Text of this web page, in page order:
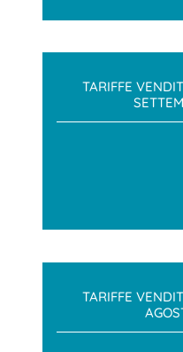
TARIFFE
TARIFFE